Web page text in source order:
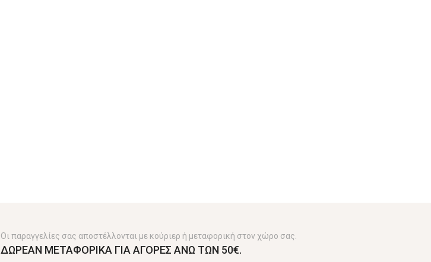
Οι παραγγελίες σας αποστέλλονται με κούριερ ή μεταφορική στον χώρο σας.
ΔΩΡΕΑΝ ΜΕΤΑΦΟΡΙΚΑ ΓΙΑ ΑΓΟΡΕΣ ΑΝΩ ΤΩΝ 50€.